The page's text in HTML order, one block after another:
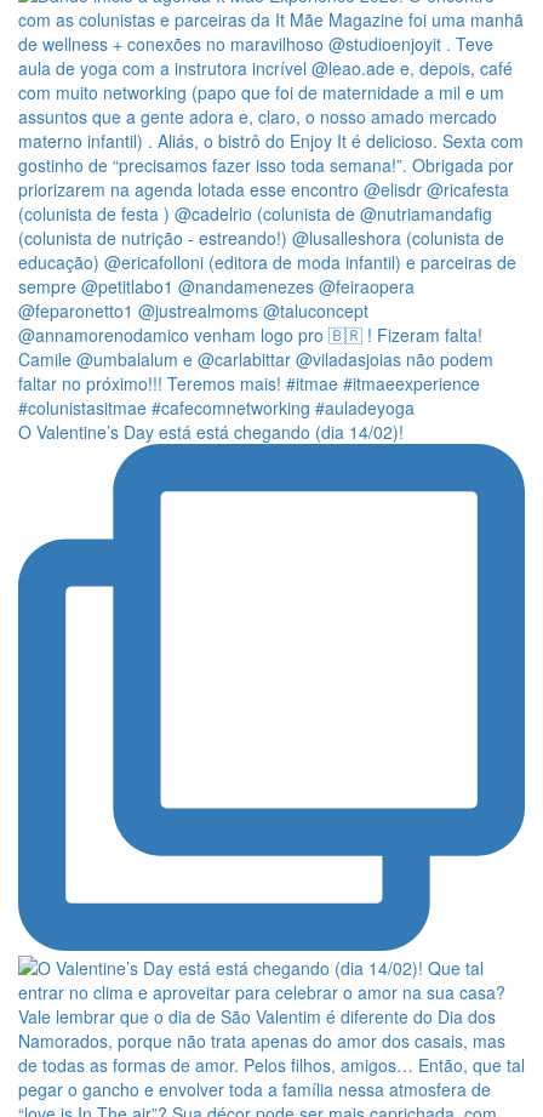
O Valentine’s Day está está chegando (dia 14/02)!